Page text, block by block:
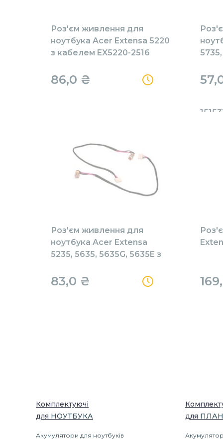
Роз'єм живлення для
ноутбука Acer Extensa 5220
з кабелем EX5220-2516
86,0 ₴
Роз'єм живлення для
ноутбука Acer Extensa
5235, 5635, 5635G, 5635E з
83,0 ₴
Комплектуючі
для НОУТБУКА
Акумулятори для ноутбуків
для